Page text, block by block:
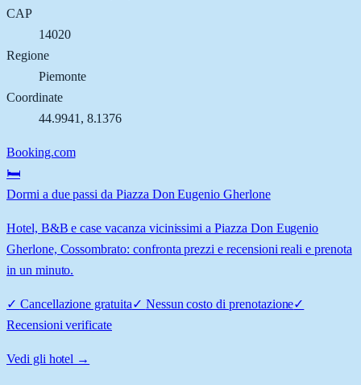
CAP
14020
Regione
Piemonte
Coordinate
44.9941 , 8.1376
Booking.com
🛏️
Dormi a due passi da Piazza Don Eugenio Gherlone
Hotel, B&B e case vacanza vicinissimi a Piazza Don Eugenio
Gherlone, Cossombrato: confronta prezzi e recensioni reali e prenota
in un minuto.
✓ Cancellazione gratuita✓ Nessun costo di prenotazione✓
Recensioni verificate
Vedi gli hotel →